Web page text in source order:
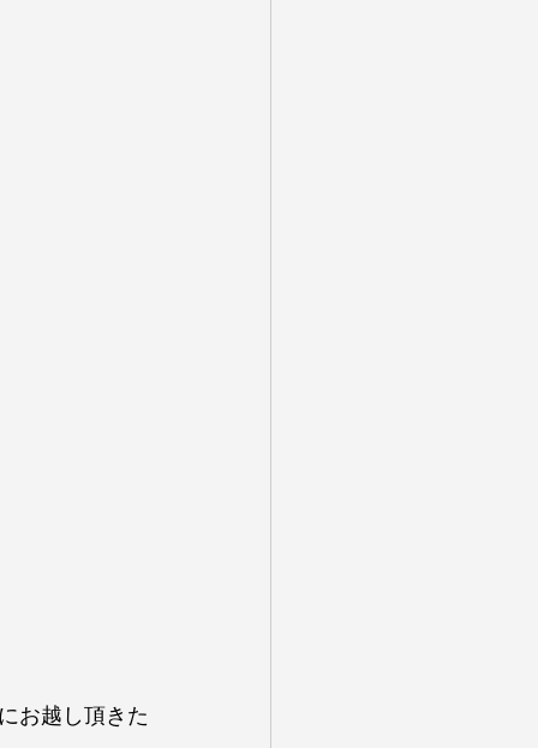
お越し頂きた